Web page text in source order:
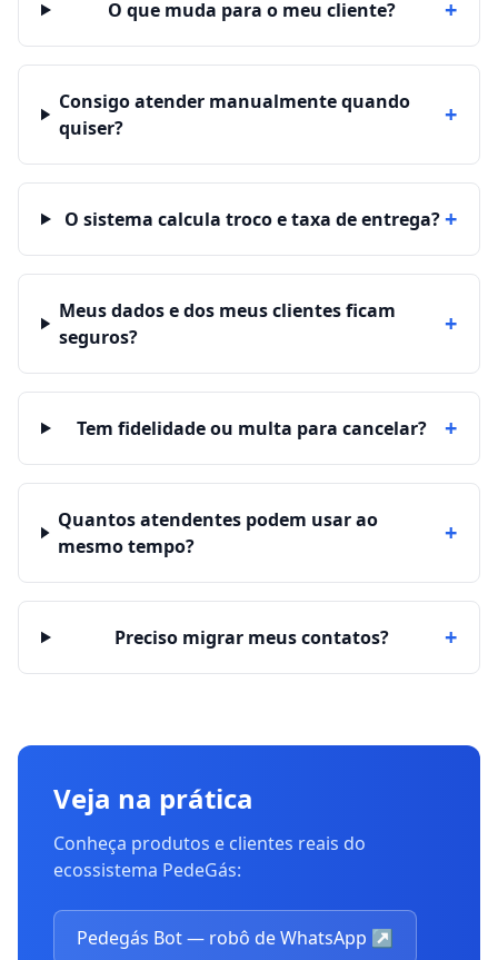
O que muda para o meu cliente? +
Consigo atender manualmente quando
quiser?
+
O sistema calcula troco e taxa de entrega?+
Meus dados e dos meus clientes ficam
seguros?
+
Tem fidelidade ou multa para cancelar? +
Quantos atendentes podem usar ao
mesmo tempo?
+
Preciso migrar meus contatos? +
Veja na prática
Conheça produtos e clientes reais do
ecossistema PedeGás:
Pedegás Bot — robô de WhatsApp ↗